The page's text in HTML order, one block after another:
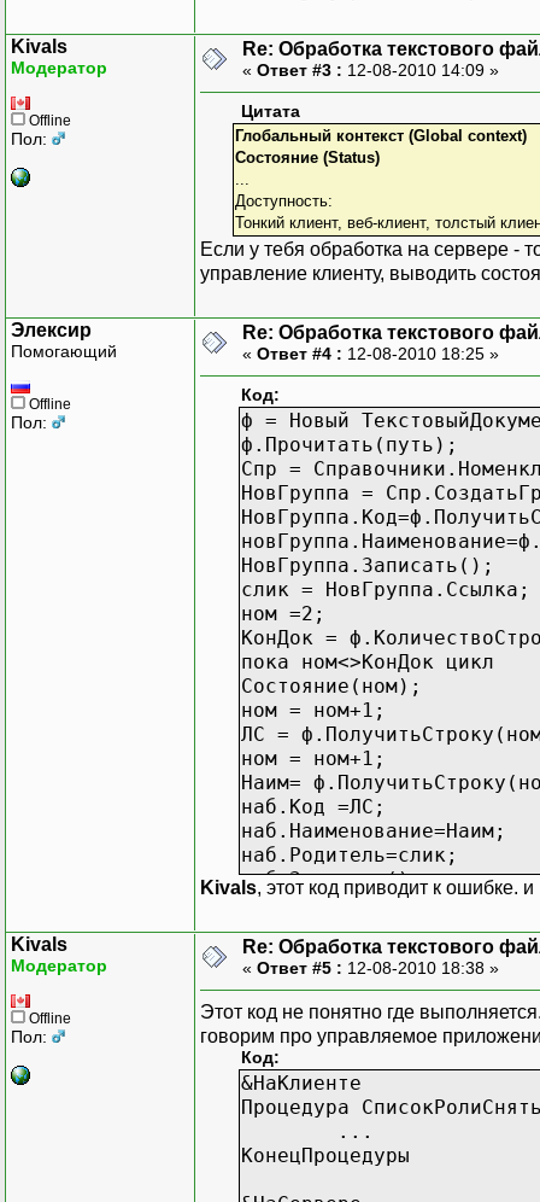
Kivals
Модератор
Offline
Пол:
Re: Обработка текстового
« Ответ #3 : 12-08-2010 14:09 »
Цитата
Глобальный контекст (Global context)
Состояние (Status)
Доступность:
Тонкий клиент, веб-клиент, толстый
Если у тебя обработка на сервере -
управление клиенту, выводить
Элексир
Помогающий
Offline
Пол:
Re: Обработка текстового
« Ответ #4 : 12-08-2010 18:25 »
Код:
ф = Новый
ф.Прочитать(путь);
Спр =
НовГруппа =
НовГруппа.Записать();
слик = НовГруппа.Ссылка;
ном =2;
КонДок =
пока ном<>КонДок цикл
Состояние(ном);
ном = ном+1;
ЛС =
ном = ном+1;
Наим=
наб.Код =ЛС;
наб.Наименование=Наим;
наб.Родитель=слик;
наб.Записать();
КонецЦикла;
Kivals, этот код приводит к ошибке.
Kivals
Модератор
Offline
Пол:
Re: Обработка текстового
« Ответ #5 : 12-08-2010 18:38 »
Этот код не понятно где
говорим про управляемое
Код:
&НаКлиенте
Процедура
...
КонецПроцедуры